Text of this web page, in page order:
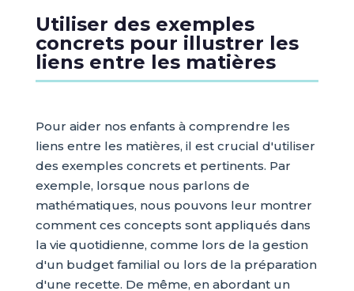
Utiliser des exemples
concrets pour illustrer les
liens entre les matières
Pour aider nos enfants à comprendre les
liens entre les matières, il est crucial d'utiliser
des exemples concrets et pertinents. Par
exemple, lorsque nous parlons de
mathématiques, nous pouvons leur montrer
comment ces concepts sont appliqués dans
la vie quotidienne, comme lors de la gestion
d'un budget familial ou lors de la préparation
d'une recette. De même, en abordant un